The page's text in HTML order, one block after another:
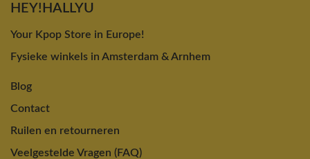
HEY!HALLYU
Your Kpop Store in Europe!
Fysieke winkels in Amsterdam & Arnhem
Blog
Contact
Ruilen en retourneren
Veelgestelde Vragen (FAQ)